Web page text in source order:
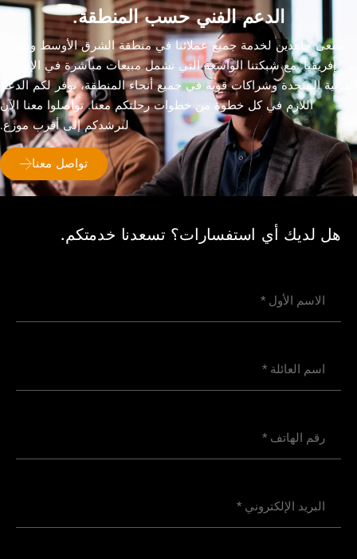
الدعم الفني حسب المنطقة.
نسعى جاهدين لخدمة جميع عملائنا في منطقة الشرق الأوسط وشمال
إفريقيا. مع شبكتنا الواسعة التي تشمل مبيعات مباشرة في الإمارات
المتحدة وشراكات قوية في جميع أنحاء المنطقة، نوفر لكم الدعم
اللازم في كل خطوة من خطوات رحلتكم معنا. تواصلوا معنا الآن
لنرشدكم إلى أقرب موزع.
تواصل معنا
هل لديك أي استفسارات؟ تسعدنا خدمتكم.